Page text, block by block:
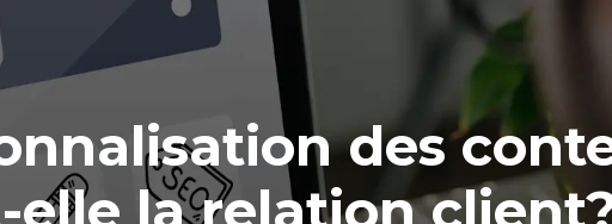
des
elle la relation